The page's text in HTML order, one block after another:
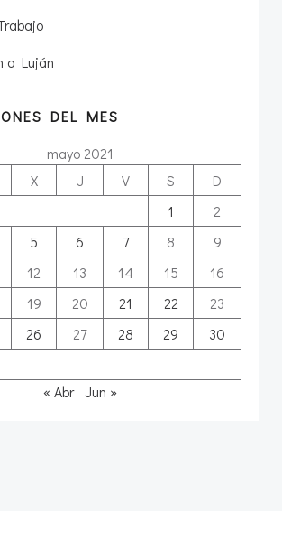
a Luján
DEL MES
mayo 2021
X J V S
D
1
2
5 6 7 8
9
12 13 14 15
16
19 20 21 22
23
26 27 28 29
30
« Abr
Jun »